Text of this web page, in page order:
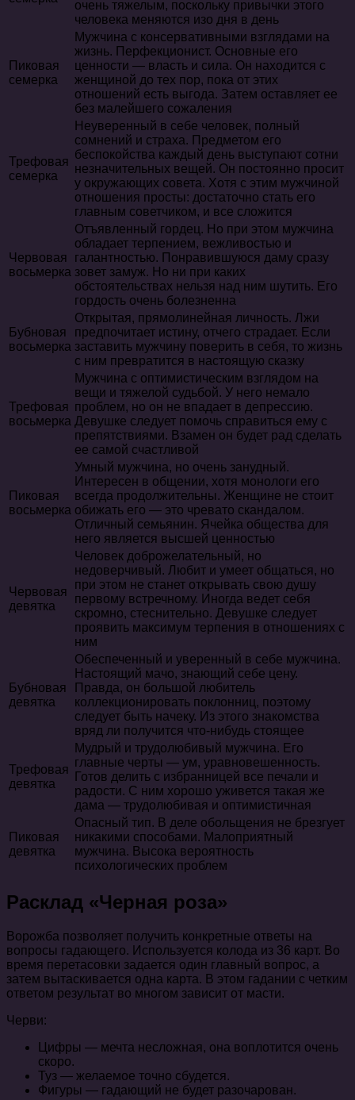
очень тяжелым, поскольку привычки этого
человека меняются изо дня в день
Пиковая
семерка
Мужчина с консервативными взглядами на
жизнь. Перфекционист. Основные его
ценности — власть и сила. Он находится с
женщиной до тех пор, пока от этих
отношений есть выгода. Затем оставляет ее
без малейшего сожаления
Трефовая
семерка
Неуверенный в себе человек, полный
сомнений и страха. Предметом его
беспокойства каждый день выступают сотни
незначительных вещей. Он постоянно просит
у окружающих совета. Хотя с этим мужчиной
отношения просты: достаточно стать его
главным советчиком, и все сложится
Червовая
восьмерка
Отъявленный гордец. Но при этом мужчина
обладает терпением, вежливостью и
галантностью. Понравившуюся даму сразу
зовет замуж. Но ни при каких
обстоятельствах нельзя над ним шутить. Его
гордость очень болезненна
Бубновая
восьмерка
Открытая, прямолинейная личность. Лжи
предпочитает истину, отчего страдает. Если
заставить мужчину поверить в себя, то жизнь
с ним превратится в настоящую сказку
Трефовая
восьмерка
Мужчина с оптимистическим взглядом на
вещи и тяжелой судьбой. У него немало
проблем, но он не впадает в депрессию.
Девушке следует помочь справиться ему с
препятствиями. Взамен он будет рад сделать
ее самой счастливой
Пиковая
восьмерка
Умный мужчина, но очень занудный.
Интересен в общении, хотя монологи его
всегда продолжительны. Женщине не стоит
обижать его — это чревато скандалом.
Отличный семьянин. Ячейка общества для
него является высшей ценностью
Червовая
девятка
Человек доброжелательный, но
недоверчивый. Любит и умеет общаться, но
при этом не станет открывать свою душу
первому встречному. Иногда ведет себя
скромно, стеснительно. Девушке следует
проявить максимум терпения в отношениях с
ним
Бубновая
девятка
Обеспеченный и уверенный в себе мужчина.
Настоящий мачо, знающий себе цену.
Правда, он большой любитель
коллекционировать поклонниц, поэтому
следует быть начеку. Из этого знакомства
вряд ли получится что-нибудь стоящее
Трефовая
девятка
Мудрый и трудолюбивый мужчина. Его
главные черты — ум, уравновешенность.
Готов делить с избранницей все печали и
радости. С ним хорошо уживется такая же
дама — трудолюбивая и оптимистичная
Пиковая
девятка
Опасный тип. В деле обольщения не брезгует
никакими способами. Малоприятный
мужчина. Высока вероятность
психологических проблем
Расклад «Черная роза»
Ворожба позволяет получить конкретные ответы на
вопросы гадающего. Используется колода из 36 карт. Во
время перетасовки задается один главный вопрос, а
затем вытаскивается одна карта. В этом гадании с четким
ответом результат во многом зависит от масти.
Черви:
Цифры — мечта несложная, она воплотится очень
скоро.
Туз — желаемое точно сбудется.
Фигуры — гадающий не будет разочарован.